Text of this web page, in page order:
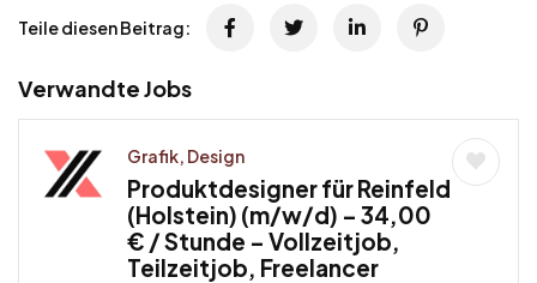
Teile diesen Beitrag:
Verwandte Jobs
Grafik, Design
Produktdesigner für Reinfeld
(Holstein) (m/w/d) – 34,00
€ / Stunde – Vollzeitjob,
Teilzeitjob, Freelancer